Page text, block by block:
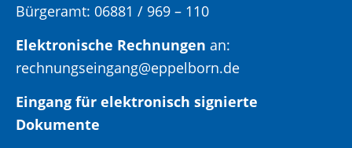
Bürgeramt: 06881 / 969 – 110
Elektronische Rechnungen an:
rechnungseingang@eppelborn.de
Eingang für elektronisch signierte
Dokumente